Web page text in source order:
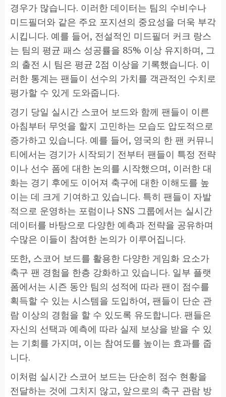
경우가 많습니다. 이러한 데이터는 팀의 수비수나
미드필더와 같은 주요 포지션의 중요성을 더욱 부각
시킵니다. 예를 들어, 전설적인 미드필더 커크 랑스
는 팀의 평균 패스 성공률을 85% 이상 유지하며, 그
의 출전 시 팀은 평균 2점 이상을 기록했습니다. 이
러한 통계는 팬들이 선수의 가치를 객관적인 수치로
평가할 수 있게 도와줍니다.
경기 당일 실시간 스코어 보드와 함께 팬들이 이른
아침부터 무엇을 할지 고민하는 모습도 압도적으로
증가하고 있습니다. 예를 들어, 영국의 한 팬 커뮤니
티에서는 경기가 시작되기 전부터 팬들이 특정 전략
이나 선수 폼에 대한 논의를 시작했으며, 이러한 대
화는 경기 후에도 이어져 축구에 대한 이해도를 높
이는 데 크게 기여하고 있습니다. 특히 팬들이 자발
적으로 운영하는 포럼이나 SNS 그룹에서는 실시간
데이터를 바탕으로 다양한 예측과 전략을 공유하며
수많은 이들이 참여한 논의가 이루어집니다.
또한, 스코어 보드를 활용한 다양한 게임화 요소가
축구 팬 경험을 한층 강화하고 있습니다. 일부 플랫
폼에서는 시즌 동안 팀의 성적에 따라 팬이 점수를
획득할 수 있는 시스템을 도입하여, 팬들이 단순 관
람 이상의 경험을 할 수 있도록 유도합니다. 팬들은
자신의 선택과 예측에 따라 실제 보상을 받을 수 있
는 기회를 가지며, 이는 참여도를 높이는 효과를 줍
니다.
이처럼 실시간 스코어 보드는 단순히 점수 현황을
전달하는 것에 그치지 않고, 앞으로의 축구 관람 방